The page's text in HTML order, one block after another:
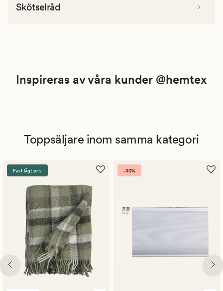
Skötselråd
Inspireras av våra kunder @hemtex
Toppsäljare inom samma kategori
Fast lågt pris -40%